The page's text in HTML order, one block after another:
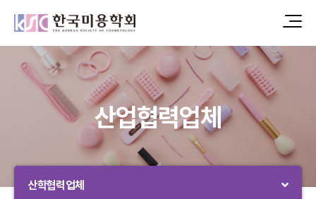
산업협력업체
산학협력업체